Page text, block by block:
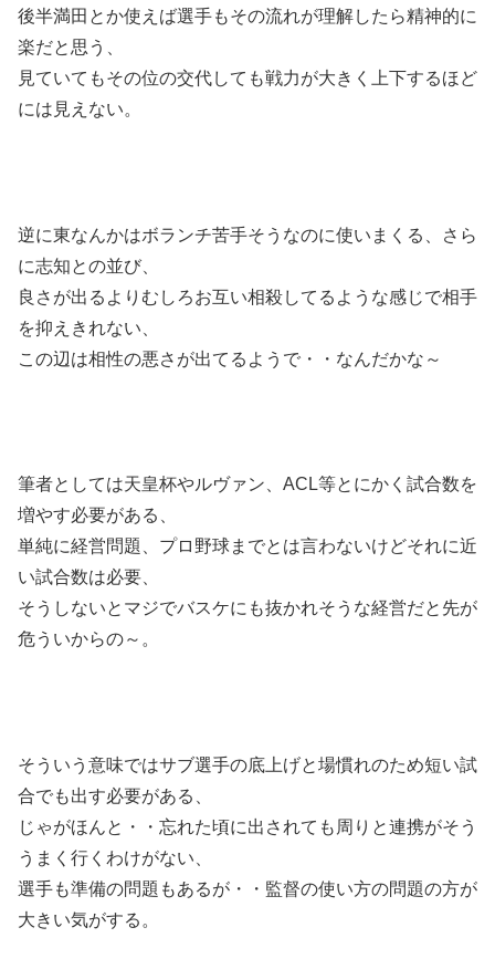
後半満田とか使えば選手もその流れが理解したら精神的に
楽だと思う、
見ていてもその位の交代しても戦力が大きく上下するほど
には見えない。
逆に東なんかはボランチ苦手そうなのに使いまくる、さら
に志知との並び、
良さが出るよりむしろお互い相殺してるような感じで相手
を抑えきれない、
この辺は相性の悪さが出てるようで・・なんだかな～
筆者としては天皇杯やルヴァン、ACL等とにかく試合数を
増やす必要がある、
単純に経営問題、プロ野球までとは言わないけどそれに近
い試合数は必要、
そうしないとマジでバスケにも抜かれそうな経営だと先が
危ういからの～。
そういう意味ではサブ選手の底上げと場慣れのため短い試
合でも出す必要がある、
じゃがほんと・・忘れた頃に出されても周りと連携がそう
うまく行くわけがない、
選手も準備の問題もあるが・・監督の使い方の問題の方が
大きい気がする。